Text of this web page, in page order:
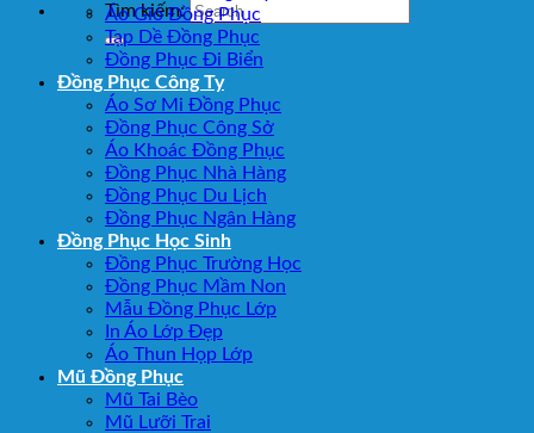
Tìm kiếm:
Áo Gió Đồng Phục
Tạp Dề Đồng Phục
Đồng Phục Đi Biển
Đồng Phục Công Ty
Áo Sơ Mi Đồng Phục
Đồng Phục Công Sở
Áo Khoác Đồng Phục
Đồng Phục Nhà Hàng
Đồng Phục Du Lịch
Đồng Phục Ngân Hàng
Đồng Phục Học Sinh
Đồng Phục Trường Học
Đồng Phục Mầm Non
Mẫu Đồng Phục Lớp
In Áo Lớp Đẹp
Áo Thun Họp Lớp
Mũ Đồng Phục
Mũ Tai Bèo
Mũ Lưỡi Trai